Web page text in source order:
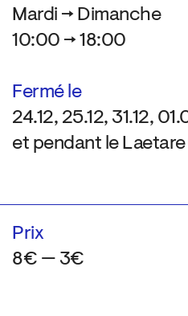
Mardi → Dimanche
10:00 → 18:00
Fermé le
24.12, 25.12, 31.12,
et pendant le
Prix
8€ — 3€